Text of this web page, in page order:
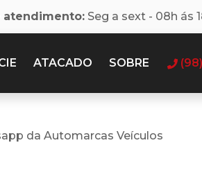
atendimento: Seg a sext - 08h ás
ATACADO SOBRE
da Automarcas Veículos